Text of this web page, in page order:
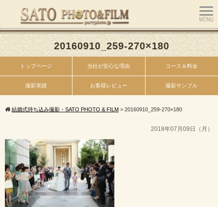
20160910_259-270×180
トップページ 当社が安心な理由 コース＆料金
撮影実績 お客様レビュー 撮影サンプル
結婚式持ち込み撮影・SATO PHOTO & FILM > 20160910_259-270×180
2018年07月09日（月）